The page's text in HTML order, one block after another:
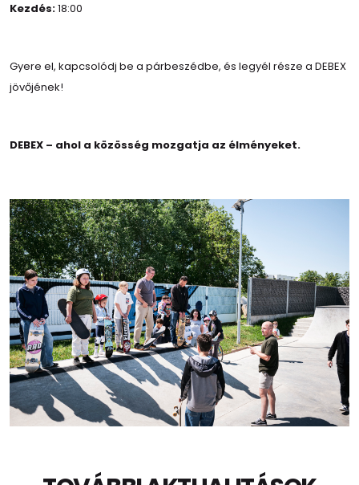
Kezdés:18:00
Gyere el, kapcsolódj be a párbeszédbe, és legyél része a DEBEX
jövőjének!
DEBEX – ahol a közösség mozgatja az élményeket.